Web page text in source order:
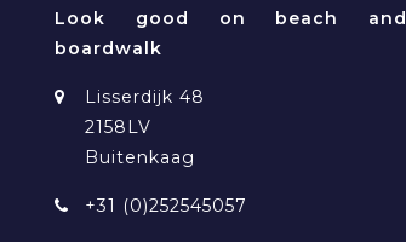
Look good on beach and
boardwalk
Lisserdijk 48
2158LV
Buitenkaag
+31 (0)252545057